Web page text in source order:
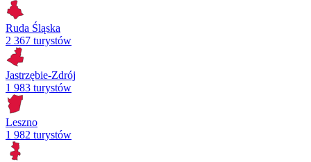
Ruda Śląska
2 367 turystów
Jastrzębie-Zdrój
1 983 turystów
Leszno
1 982 turystów